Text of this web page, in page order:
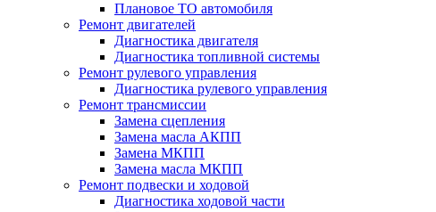
Плановое ТО автомобиля
Ремонт двигателей
Диагностика двигателя
Диагностика топливной системы
Ремонт рулевого управления
Диагностика рулевого управления
Ремонт трансмиссии
Замена сцепления
Замена масла АКПП
Замена МКПП
Замена масла МКПП
Ремонт подвески и ходовой
Диагностика ходовой части